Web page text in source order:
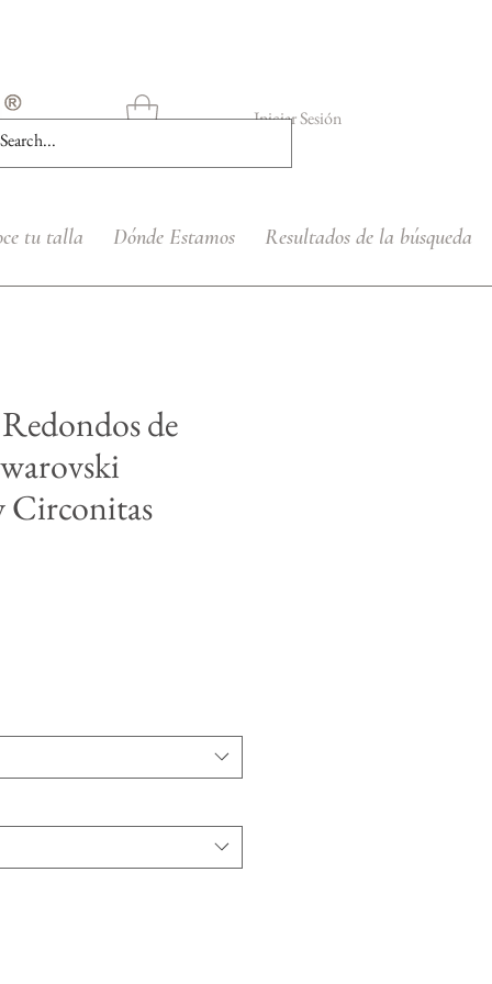
Iniciar Sesión
tu talla Dónde Estamos Resultados de la búsqueda
de
Circonitas